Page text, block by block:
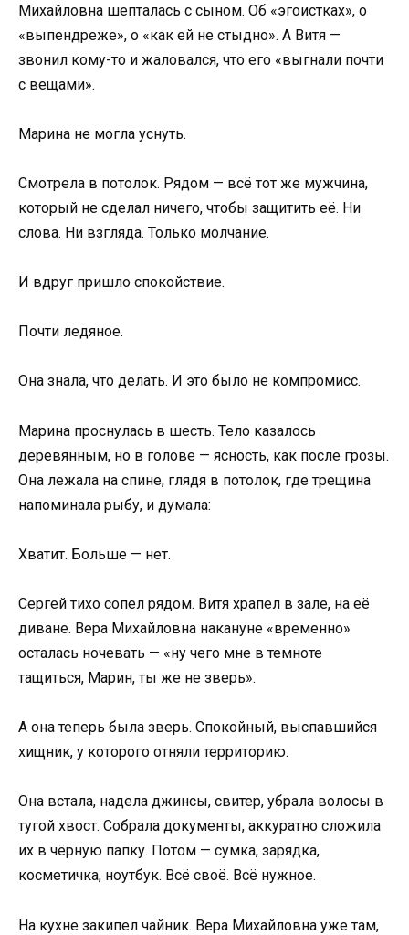
Михайловна шепталась с сыном. Об «эгоистках», о
«выпендреже», о «как ей не стыдно». А Витя —
звонил кому-то и жаловался, что его «выгнали почти
с вещами».
Марина не могла уснуть.
Смотрела в потолок. Рядом — всё тот же мужчина,
который не сделал ничего, чтобы защитить её. Ни
слова. Ни взгляда. Только молчание.
И вдруг пришло спокойствие.
Почти ледяное.
Она знала, что делать. И это было не компромисс.
Марина проснулась в шесть. Тело казалось
деревянным, но в голове — ясность, как после грозы.
Она лежала на спине, глядя в потолок, где трещина
напоминала рыбу, и думала:
Хватит. Больше — нет.
Сергей тихо сопел рядом. Витя храпел в зале, на её
диване. Вера Михайловна накануне «временно»
осталась ночевать — «ну чего мне в темноте
тащиться, Марин, ты же не зверь».
А она теперь была зверь. Спокойный, выспавшийся
хищник, у которого отняли территорию.
Она встала, надела джинсы, свитер, убрала волосы в
тугой хвост. Собрала документы, аккуратно сложила
их в чёрную папку. Потом — сумка, зарядка,
косметичка, ноутбук. Всё своё. Всё нужное.
На кухне закипел чайник. Вера Михайловна уже там,